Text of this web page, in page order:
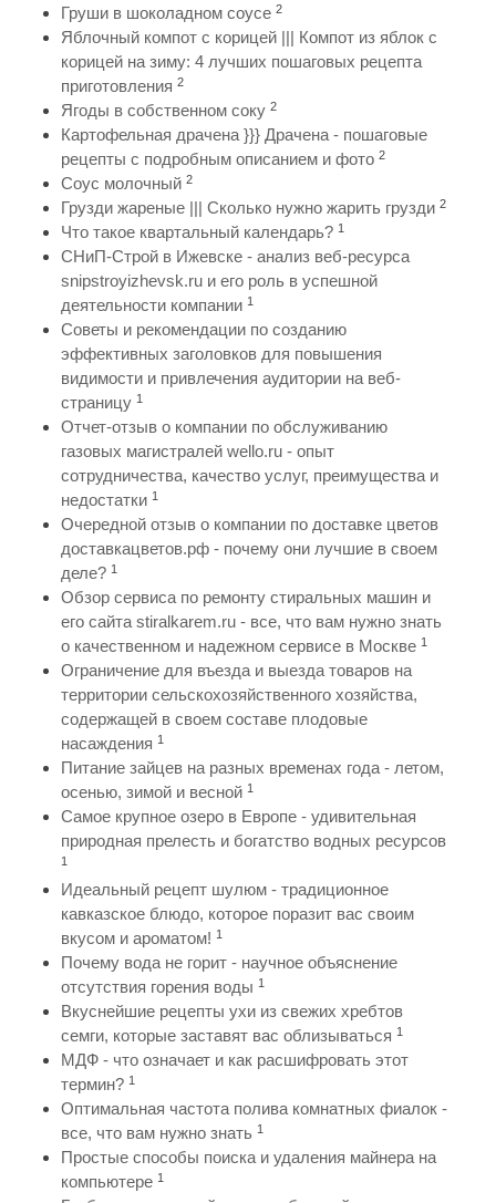
Груши в шоколадном соусе 2
Яблочный компот с корицей ||| Компот из яблок с
корицей на зиму: 4 лучших пошаговых рецепта
приготовления 2
Ягоды в собственном соку 2
Картофельная драчена }}} Драчена - пошаговые
рецепты с подробным описанием и фото 2
Соус молочный 2
Грузди жареные ||| Сколько нужно жарить грузди 2
Что такое квартальный календарь? 1
СНиП-Строй в Ижевске - анализ веб-ресурса
snipstroyizhevsk.ru и его роль в успешной
деятельности компании 1
Советы и рекомендации по созданию
эффективных заголовков для повышения
видимости и привлечения аудитории на веб-
страницу 1
Отчет-отзыв о компании по обслуживанию
газовых магистралей wello.ru - опыт
сотрудничества, качество услуг, преимущества и
недостатки 1
Очередной отзыв о компании по доставке цветов
доставкацветов.рф - почему они лучшие в своем
деле? 1
Обзор сервиса по ремонту стиральных машин и
его сайта stiralkarem.ru - все, что вам нужно знать
о качественном и надежном сервисе в Москве 1
Ограничение для въезда и выезда товаров на
территории сельскохозяйственного хозяйства,
содержащей в своем составе плодовые
насаждения 1
Питание зайцев на разных временах года - летом,
осенью, зимой и весной 1
Самое крупное озеро в Европе - удивительная
природная прелесть и богатство водных ресурсов
1
Идеальный рецепт шулюм - традиционное
кавказское блюдо, которое поразит вас своим
вкусом и ароматом! 1
Почему вода не горит - научное объяснение
отсутствия горения воды 1
Вкуснейшие рецепты ухи из свежих хребтов
семги, которые заставят вас облизываться 1
МДФ - что означает и как расшифровать этот
термин? 1
Оптимальная частота полива комнатных фиалок -
все, что вам нужно знать 1
Простые способы поиска и удаления майнера на
компьютере 1